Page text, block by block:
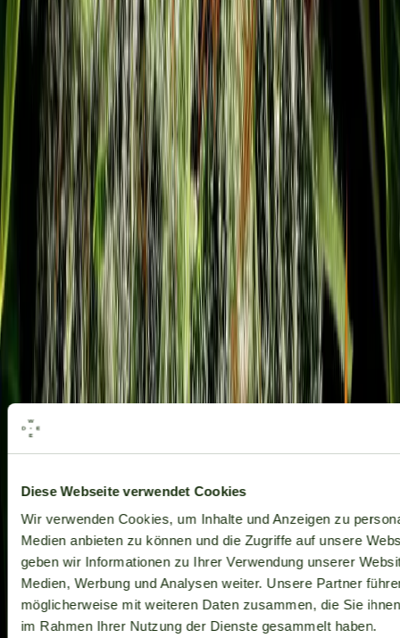
Diese Webseite verwendet Cookies
Wir verwenden Cookies, um Inhalte und Anzeigen zu
Medien anbieten zu können und die Zugriffe auf unsere
geben wir Informationen zu Ihrer Verwendung unserer
Medien, Werbung und Analysen weiter. Unsere Partner
möglicherweise mit weiteren Daten zusammen, die Sie
im Rahmen Ihrer Nutzung der Dienste gesammelt haben.
Marken